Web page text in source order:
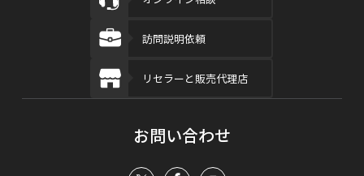
訪問説明依頼
リセラーと販売代理店
お問い合わせ